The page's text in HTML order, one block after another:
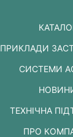
ПРИКЛАДИ
СИСТЕМИ
ТЕХНІЧНА
ПРО